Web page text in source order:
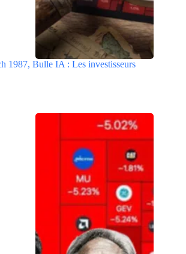
1987, Bulle IA : Les investisseurs